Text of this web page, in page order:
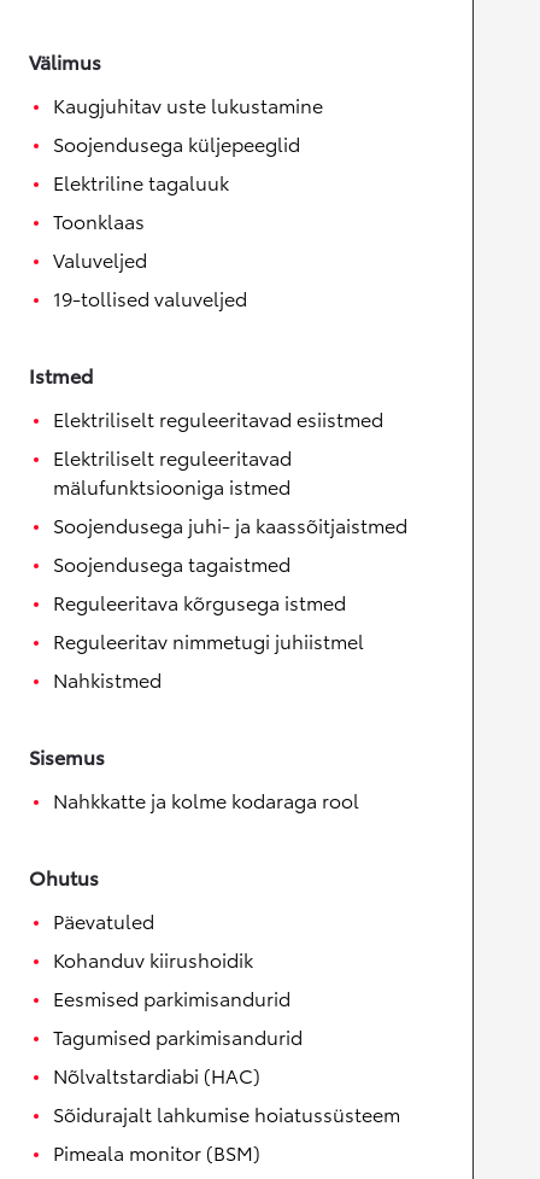
Välimus
Kaugjuhitav uste lukustamine
Soojendusega küljepeeglid
Elektriline tagaluuk
Toonklaas
Valuveljed
19-tollised valuveljed
Istmed
Elektriliselt reguleeritavad esiistmed
Elektriliselt reguleeritavad
mälufunktsiooniga istmed
Soojendusega juhi- ja kaassõitjaistmed
Soojendusega tagaistmed
Reguleeritava kõrgusega istmed
Reguleeritav nimmetugi juhiistmel
Nahkistmed
Sisemus
Nahkkatte ja kolme kodaraga rool
Ohutus
Päevatuled
Kohanduv kiirushoidik
Eesmised parkimisandurid
Tagumised parkimisandurid
Nõlvaltstardiabi (HAC)
Sõidurajalt lahkumise hoiatussüsteem
Pimeala monitor (BSM)